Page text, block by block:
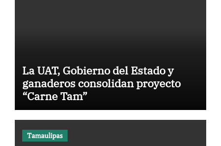
La UAT, Gobierno del Estado y
ganaderos consolidan proyecto
“Carne Tam”
Tamaulipas